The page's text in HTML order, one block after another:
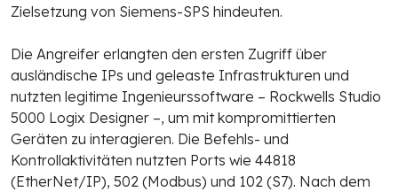
Zielsetzung von Siemens-SPS hindeuten.
Die Angreifer erlangten den ersten Zugriff über
ausländische IPs und geleaste Infrastrukturen und
nutzten legitime Ingenieurssoftware – Rockwells Studio
5000 Logix Designer –, um mit kompromittierten
Geräten zu interagieren. Die Befehls- und
Kontrollaktivitäten nutzten Ports wie 44818
(EtherNet/IP), 502 (Modbus) und 102 (S7). Nach dem